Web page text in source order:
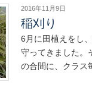
2016年11月9日
稲刈り
6月に田植えをし
守ってきました。
の合間に、クラ